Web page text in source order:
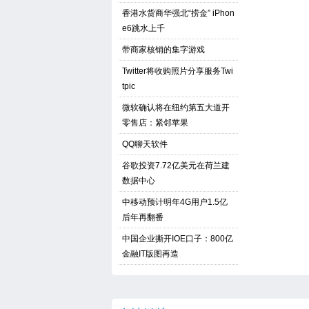
香港水货商华强北“捞金” iPhon
e6跳水上千
带商家核销的集字游戏
Twitter将收购照片分享服务Twi
tpic
微软确认将在纽约第五大道开
零售店：紧邻苹果
QQ聊天软件
谷歌投资7.72亿美元在荷兰建
数据中心
中移动预计明年4G用户1.5亿
后年再翻番
中国企业撕开IOE口子：800亿
金融IT版图再造